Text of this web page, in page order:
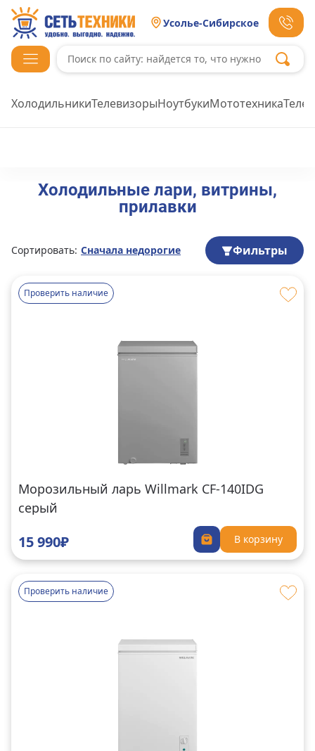
Усолье-Сибирское
ХолодильникиТелевизорыНоутбукиМототехника
Холодильные лари, витрины,
прилавки
Сортировать: Сначала недорогие Фильтры
Проверить наличие
Морозильный ларь Willmark CF-140IDG
серый
15 990₽ В корзину
Проверить наличие